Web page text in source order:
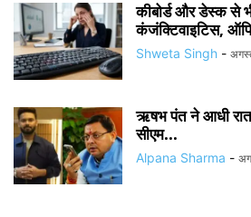
कीबोर्ड और डेस्क से
कंजंक्टिवाइटिस,
Shweta Singh -
ऋषभ पंत ने आधी रात
सीएम...
Alpana Sharma -